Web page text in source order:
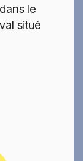
le
situé